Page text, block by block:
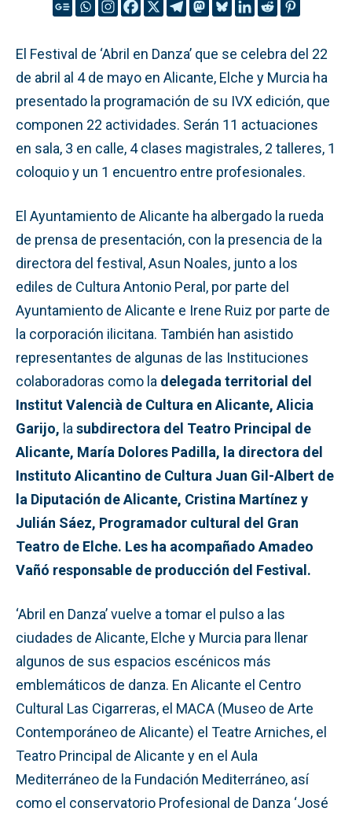
El Festival de ‘Abril en Danza’ que se celebra del 22
de abril al 4 de mayo en Alicante, Elche y Murcia ha
presentado la programación de su IVX edición, que
componen 22 actividades. Serán 11 actuaciones
en sala, 3 en calle, 4 clases magistrales, 2 talleres, 1
coloquio y un 1 encuentro entre profesionales.
El Ayuntamiento de Alicante ha albergado la rueda
de prensa de presentación, con la presencia de la
directora del festival, Asun Noales, junto a los
ediles de Cultura Antonio Peral, por parte del
Ayuntamiento de Alicante e Irene Ruiz por parte de
la corporación ilicitana. También han asistido
representantes de algunas de las Instituciones
colaboradoras como la delegada territorial del
Institut Valencià de Cultura en Alicante, Alicia
Garijo, la subdirectora del Teatro Principal de
Alicante, María Dolores Padilla, la directora del
Instituto Alicantino de Cultura Juan Gil-Albert de
la Diputación de Alicante, Cristina Martínez y
Julián Sáez, Programador cultural del Gran
Teatro de Elche. Les ha acompañado Amadeo
Vañó responsable de producción del Festival.
‘Abril en Danza’ vuelve a tomar el pulso a las
ciudades de Alicante, Elche y Murcia para llenar
algunos de sus espacios escénicos más
emblemáticos de danza. En Alicante el Centro
Cultural Las Cigarreras, el MACA (Museo de Arte
Contemporáneo de Alicante) el Teatre Arniches, el
Teatro Principal de Alicante y en el Aula
Mediterráneo de la Fundación Mediterráneo, así
como el conservatorio Profesional de Danza ‘José